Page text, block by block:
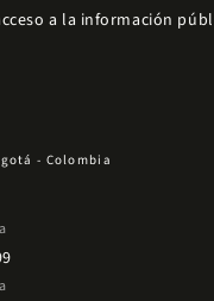
a la información
- Colombia